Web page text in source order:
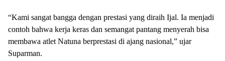
“Kami sangat bangga dengan prestasi yang diraih Ijal. Ia menjadi
contoh bahwa kerja keras dan semangat pantang menyerah bisa
membawa atlet Natuna berprestasi di ajang nasional,” ujar
Suparman.